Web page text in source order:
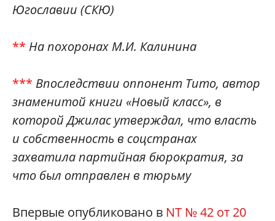
Югославии (СКЮ)
** На похоронах М.И. Калинина
*** Впоследствии оппонент Тито, автор
знаменитой книги «Новый класс», в
которой Джилас утверждал, что власть
и собственность в соцстранах
захватила партийная бюрократия, за
что был отправлен в тюрьму
Впервые опубликовано в NT № 42 от 20